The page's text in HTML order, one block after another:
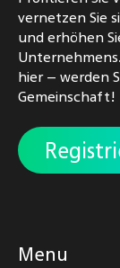
vernetzen Sie
und erhöhen
hier – werden
Gemeinschaft!
Menu